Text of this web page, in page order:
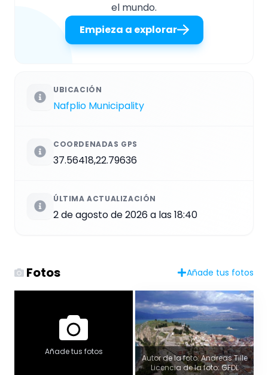
el mundo.
Empieza a explorar
UBICACIÓN
Nafplio Municipality
COORDENADAS GPS
37.56418,22.79636
ÚLTIMA ACTUALIZACIÓN
2 de agosto de 2026 a las 18:40
Fotos Añade tus fotos
Añade tus fotos
Autor de la foto: Andreas Tille
Licencia de la foto: GFDL